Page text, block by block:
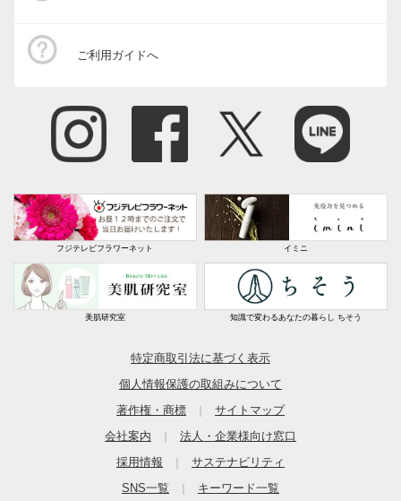
ご利用ガイドへ
フジテレビフラワーネット イミニ
美肌研究室 知識で変わるあなたの暮らし ちそう
特定商取引法に基づく表示
個人情報保護の取組みについて
著作権・商標
｜
サイトマップ
会社案内
｜
法人・企業様向け窓口
採用情報
｜
サステナビリティ
SNS一覧
｜ キーワード一覧